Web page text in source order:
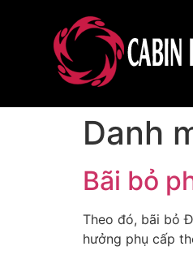
Danh
Bãi bỏ
Theo đó, bãi bỏ
hưởng phụ cấp